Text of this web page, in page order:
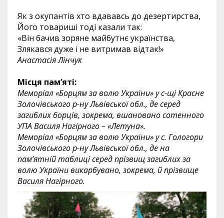
Як з окупантів хто вдававсь до дезертирства,
Його товариші тоді казали так:
«Він бачив зоряне майбутнє українства,
Злякався дуже і не витримав відтак!»
Анастасія Лінчук
Місця пам’яті:
Меморіал «Борцям за волю України» у с-щі Красне
Золочівського р-ну Львівської обл., де серед
загиблих борців, зокрема, вшановано сотенного
УПА Василя Нагірного – «Летуна».
Меморіал «Борцям за волю України» у с. Гологори
Золочівського р-ну Львівської обл., де на
пам’ятній таблиці серед прізвищ загиблих за
волю України викарбувано, зокрема, й прізвище
Василя Нагірного.